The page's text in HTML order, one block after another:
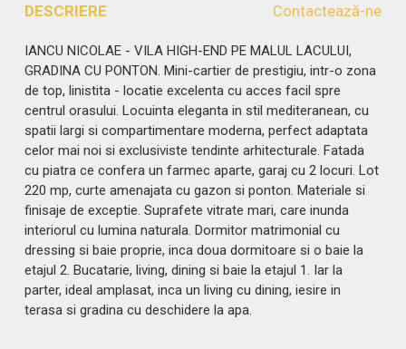
DESCRIERE Contactează-ne
IANCU NICOLAE - VILA HIGH-END PE MALUL LACULUI,
GRADINA CU PONTON. Mini-cartier de prestigiu, intr-o zona
de top, linistita - locatie excelenta cu acces facil spre
centrul orasului. Locuinta eleganta in stil mediteranean, cu
spatii largi si compartimentare moderna, perfect adaptata
celor mai noi si exclusiviste tendinte arhitecturale. Fatada
cu piatra ce confera un farmec aparte, garaj cu 2 locuri. Lot
220 mp, curte amenajata cu gazon si ponton. Materiale si
finisaje de exceptie. Suprafete vitrate mari, care inunda
interiorul cu lumina naturala. Dormitor matrimonial cu
dressing si baie proprie, inca doua dormitoare si o baie la
etajul 2. Bucatarie, living, dining si baie la etajul 1. Iar la
parter, ideal amplasat, inca un living cu dining, iesire in
terasa si gradina cu deschidere la apa.